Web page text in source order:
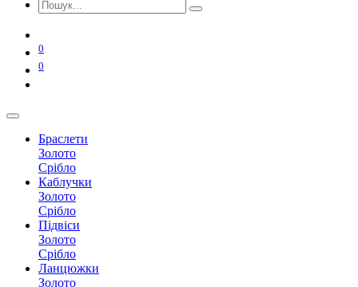
0
0
Браслети
Золото
Срібло
Каблучки
Золото
Срібло
Підвіси
Золото
Срібло
Ланцюжки
Золото